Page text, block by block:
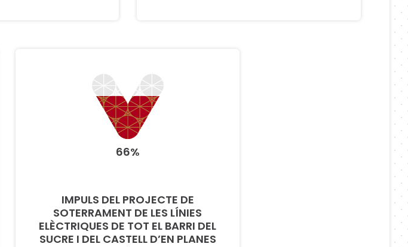
66%
IMPULS DEL PROJECTE DE
SOTERRAMENT DE LES LÍNIES
ELÈCTRIQUES DE TOT EL BARRI DEL
SUCRE I DEL CASTELL D’EN PLANES